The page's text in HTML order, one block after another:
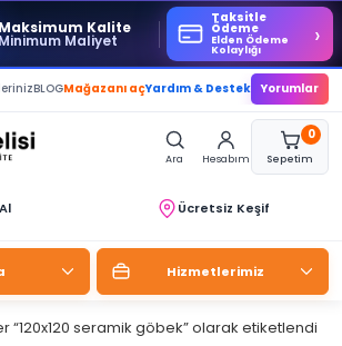
Maksimum Kalite
Minimum Maliyet
Taksitle
Ödeme
Elden Ödeme
Kolaylığı
›
BLOGMağazanı açYardım & Destek Yorumlar
Ara Hesabım
0
Sepetim
Ücretsiz Keşif
Hizmetlerimiz
“120x120 seramik göbek” olarak etiketlendi